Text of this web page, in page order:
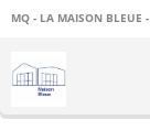
MQ - LA MAISON